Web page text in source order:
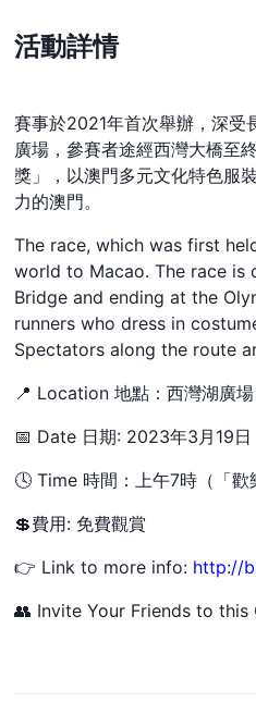
活動詳情
賽事於2021年首次舉辦，深受
廣場，參賽者途經西灣大橋至
獎」，以澳門多元文化特色服
力的澳門。
The race, which was first
world to Macao. The race is
Bridge and ending at the
runners who dress in
Spectators along the route
📍 Location 地點：西灣湖廣
📅 Date 日期: 2023年3月19日
🕓 Time 時間：上午7時（「歡
💲費用: 免費觀賞
👉 Link to more info: http://
👥 Invite Your Friends to this